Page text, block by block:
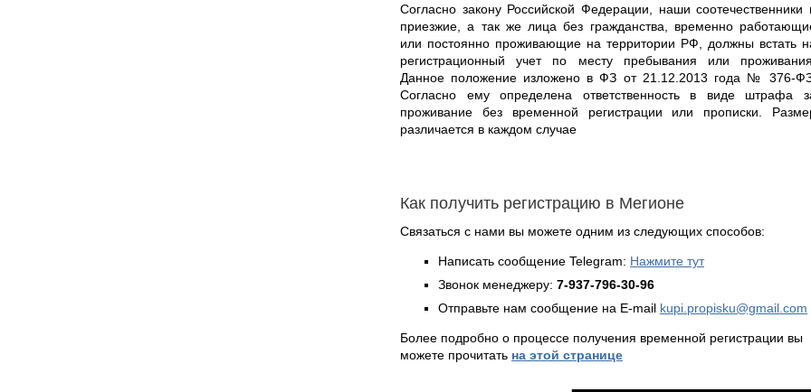
Согласно закону Российской Федерации, наши соотечественники
приезжие, а так же лица без гражданства, временно
или постоянно проживающие на территории РФ, должны встать
регистрационный учет по месту пребывания или проживания.
Данное положение изложено в ФЗ от 21.12.2013 года № 376-
Согласно ему определена ответственность в виде штрафа
проживание без временной регистрации или прописки.
различается в каждом случае
Как получить регистрацию в Мегионе
Связаться с нами вы можете одним из следующих способов:
Написать сообщение Telegram: Нажмите тут
Звонок менеджеру: 7-937-796-30-96
Отправьте нам сообщение на E-mail kupi.propisku@gmail.com
Более подробно о процессе получения временной регистрации вы
можете прочитать на этой странице